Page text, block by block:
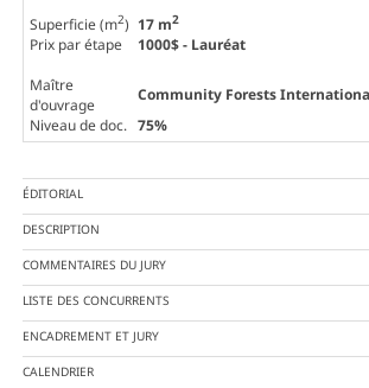
Superficie (m2) 17 m2
Prix par étape
1000$ - Lauréat
Maître
d'ouvrage
Community Forests
Niveau de doc. 75%
ÉDITORIAL
DESCRIPTION
COMMENTAIRES DU JURY
LISTE DES CONCURRENTS
ENCADREMENT ET JURY
CALENDRIER